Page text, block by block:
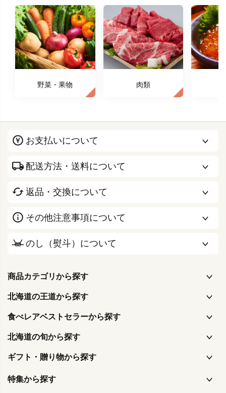
野菜・果物 肉類
お支払いについて
配送方法・送料について
返品・交換について
その他注意事項について
のし（熨斗）について
商品カテゴリから探す
北海道の王道から探す
食べレアベストセラーから探す
北海道の旬から探す
ギフト・贈り物から探す
特集から探す